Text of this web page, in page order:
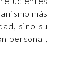
más
sino su
personal,